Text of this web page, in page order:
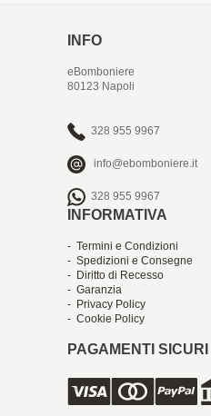
INFO
eBomboniere
80123 Napoli
328 955 9967
info@ebomboniere.it
328 955 9967
INFORMATIVA
- Termini e Condizioni
- Spedizioni e Consegne
- Diritto di Recesso
- Garanzia
- Privacy Policy
- Cookie Policy
PAGAMENTI SICURI